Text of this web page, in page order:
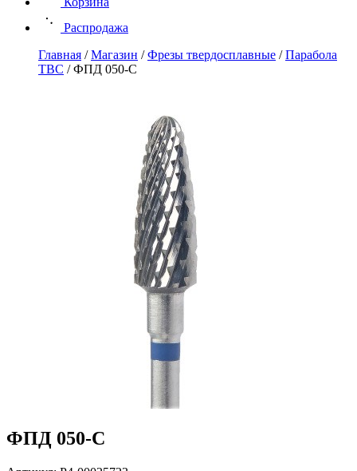
Распродажа
Главная /Магазин /Фрезы твердосплавные /Парабола
ТВС /ФПД 050-С
ФПД 050-С